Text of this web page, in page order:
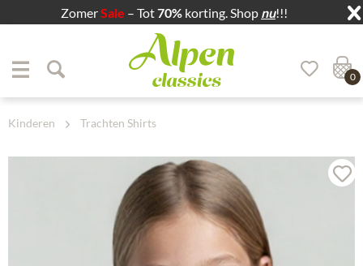
ZomerSale – Tot70% korting. Shop nu!!!
Zum Hauptbereich springen
0
Kinderen Trachten Shirts